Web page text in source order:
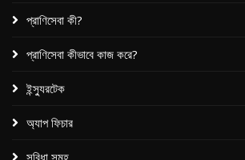
প্রাণিসেবা কী?
প্রাণিসেবা কীভাবে কাজ করে?
ইন্স্যুরটেক
অ্যাপ ফিচার